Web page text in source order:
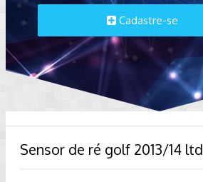
Cadastre-se
Sensor de ré golf 2013/14 ltd